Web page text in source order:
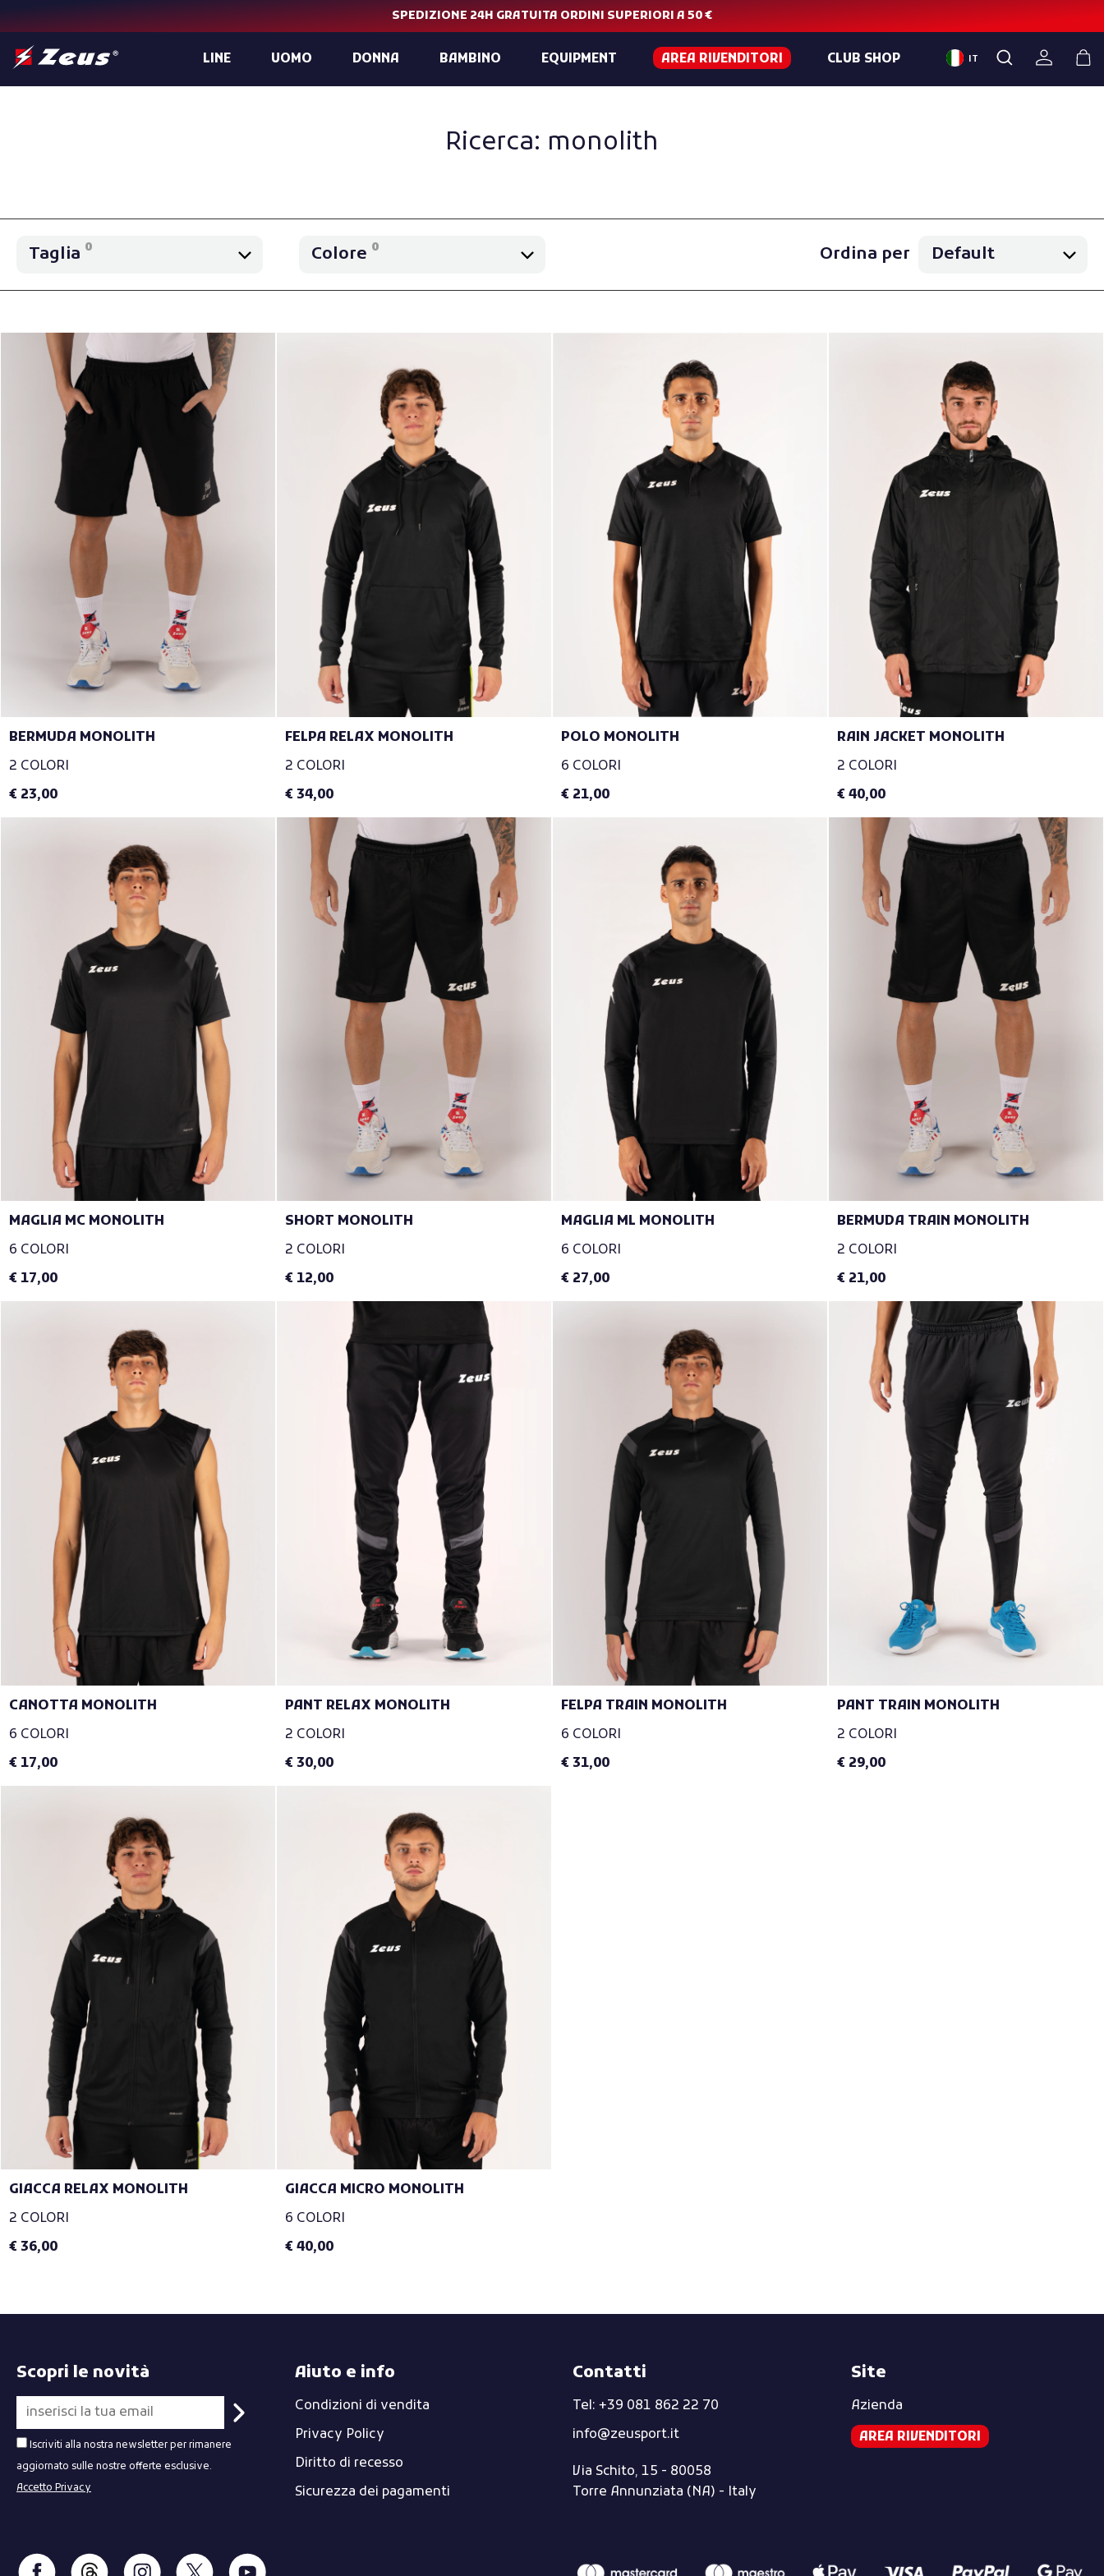
SPEDIZIONE 24H GRATUITA ORDINI SUPERIORI A 50 €
LINE UOMO DONNA BAMBINO EQUIPMENT AREA RIVENDITORI CLUB SHOP IT
Ricerca: monolith
Taglia 0 Colore 0 Ordina per
BERMUDA MONOLITH
2 COLORI
€ 23,00
FELPA RELAX MONOLITH
2 COLORI
€ 34,00
POLO MONOLITH
6 COLORI
€ 21,00
RAIN JACKET MONOLITH
2 COLORI
€ 40,00
MAGLIA MC MONOLITH
6 COLORI
€ 17,00
SHORT MONOLITH
2 COLORI
€ 12,00
MAGLIA ML MONOLITH
6 COLORI
€ 27,00
BERMUDA TRAIN MONOLITH
2 COLORI
€ 21,00
CANOTTA MONOLITH
6 COLORI
€ 17,00
PANT RELAX MONOLITH
2 COLORI
€ 30,00
FELPA TRAIN MONOLITH
6 COLORI
€ 31,00
PANT TRAIN MONOLITH
2 COLORI
€ 29,00
GIACCA RELAX MONOLITH
2 COLORI
€ 36,00
GIACCA MICRO MONOLITH
6 COLORI
€ 40,00
Scopri le novità
Iscriviti alla nostra newsletter per rimanere
aggiornato sulle nostre offerte esclusive.
Accetto Privacy
Aiuto e info
Condizioni di vendita
Privacy Policy
Diritto di recesso
Sicurezza dei pagamenti
Contatti
Tel: +39 081 862 22 70
info@zeusport.it
Via Schito, 15 - 80058
Torre Annunziata (NA) - Italy
Site
Azienda
AREA RIVENDITORI